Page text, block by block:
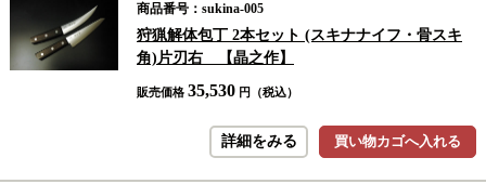
商品番号：sukina-005
狩猟解体包丁 2本セット (スキナナイフ・骨スキ
角)片刃右 【晶之作】
販売価格 35,530 円（税込）
買い物カゴへ入れる
詳細をみる